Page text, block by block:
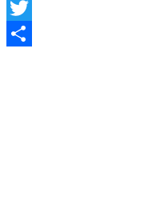
Facebook
Twitter